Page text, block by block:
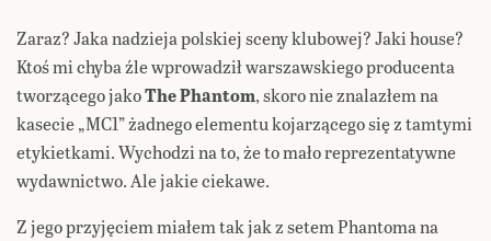
Zaraz? Jaka nadzieja polskiej sceny klubowej? Jaki house?
Ktoś mi chyba źle wprowadził warszawskiego producenta
tworzącego jakoThe Phantom, skoro nie znalazłem na
kasecie „MC1” żadnego elementu kojarzącego się z tamtymi
etykietkami. Wychodzi na to, że to mało reprezentatywne
wydawnictwo. Ale jakie ciekawe.
Z jego przyjęciem miałem tak jak z setem Phantoma na